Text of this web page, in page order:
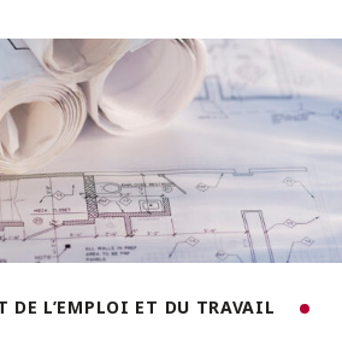
DE L’EMPLOI ET DU TRAVAIL